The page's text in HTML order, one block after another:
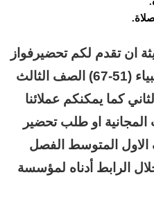
ان تقدم لكم تحضيرفواز
مادة تفسير درس تفسير الأنبياء (51-67) الصف الثالث
كما يمكنكم عملائنا
المجانية او طلب تحضير
الاول المتوسط الفصل
الرابط أدناه لمؤسسة